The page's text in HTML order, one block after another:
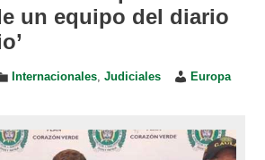
un equipo del diario
Internacionales, Judiciales
Europa